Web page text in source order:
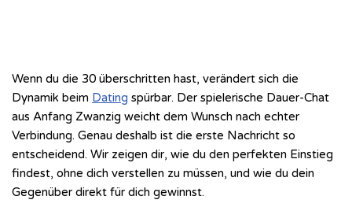
Wenn du die 30 überschritten hast, verändert sich die
Dynamik beim Dating spürbar. Der spielerische Dauer-Chat
aus Anfang Zwanzig weicht dem Wunsch nach echter
Verbindung. Genau deshalb ist die erste Nachricht so
entscheidend. Wir zeigen dir, wie du den perfekten Einstieg
findest, ohne dich verstellen zu müssen, und wie du dein
Gegenüber direkt für dich gewinnst.